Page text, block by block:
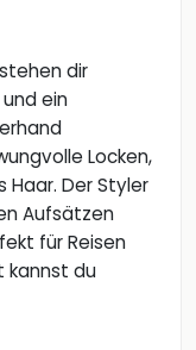
dir
ein
Locken,
Der Styler
Aufsätzen
für Reisen
kannst du